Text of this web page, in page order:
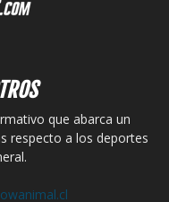
que abarca un
respecto a los deportes